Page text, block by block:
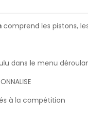
comprend les pistons,
dans le menu
à la compétition